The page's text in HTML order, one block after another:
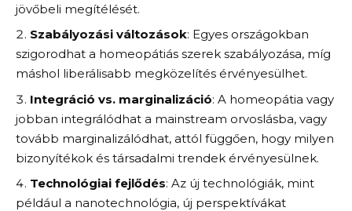
jövőbeli megítélését.
Szabályozási változások: Egyes országokban
szigorodhat a homeopátiás szerek szabályozása, míg
máshol liberálisabb megközelítés érvényesülhet.
Integráció vs. marginalizáció: A homeopátia vagy
jobban integrálódhat a mainstream orvoslásba, vagy
tovább marginalizálódhat, attól függően, hogy milyen
bizonyítékok és társadalmi trendek érvényesülnek.
Technológiai fejlődés: Az új technológiák, mint
például a nanotechnológia, új perspektívákat